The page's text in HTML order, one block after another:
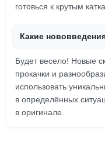
готовься к крутым
Какие
Будет весело! Новые
прокачки и
использовать
в определённых
в оригинале.